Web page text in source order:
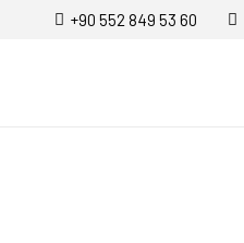
+90 552 849 53 60